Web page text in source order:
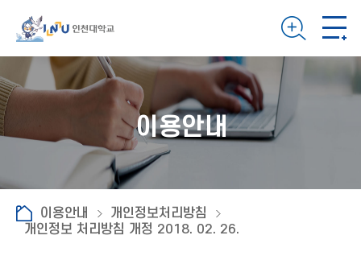
이용안내
이용안내
개인정보처리방침
개인정보 처리방침 개정 2018. 02. 26.